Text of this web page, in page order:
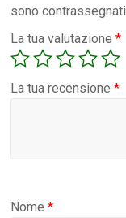
sono
La tua valutazione*
La tua recensione*
Nome*